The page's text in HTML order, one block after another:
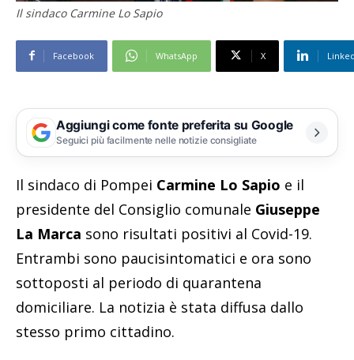
Il sindaco Carmine Lo Sapio
Facebook WhatsApp X
Aggiungi come fonte preferita su Google
Seguici più facilmente nelle notizie consigliate
Il sindaco di Pompei Carmine Lo Sapio e il
presidente del Consiglio comunale Giuseppe
La Marca sono risultati positivi al Covid-19.
Entrambi sono paucisintomatici e ora sono
sottoposti al periodo di quarantena
domiciliare. La notizia è stata diffusa dallo
stesso primo cittadino.